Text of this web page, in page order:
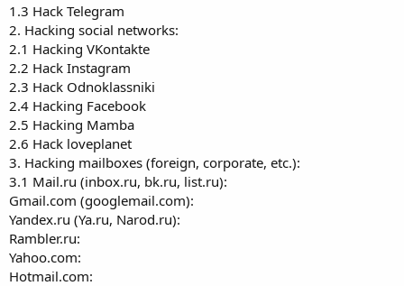
1.3 Hack Telegram
2. Hacking social networks:
2.1 Hacking VKontakte
2.2 Hack Instagram
2.3 Hack Odnoklassniki
2.4 Hacking Facebook
2.5 Hacking Mamba
2.6 Hack loveplanet
3. Hacking mailboxes (foreign, corporate, etc.):
3.1 Mail.ru (inbоx.ru, bk.ru, list.ru):
Gmail.com (googlemail.com):
Yandex.ru (Ya.ru, Narod.ru):
Rambler.ru:
Yahoo.com:
Hotmail.com: